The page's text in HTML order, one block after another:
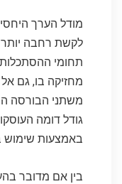
מודל הערך
לקשת רחבה
תחומי
מחזיקה בו, גם
משתני הבורסה
גודל דומה
באמצעות שימוש
בין אם מדובר